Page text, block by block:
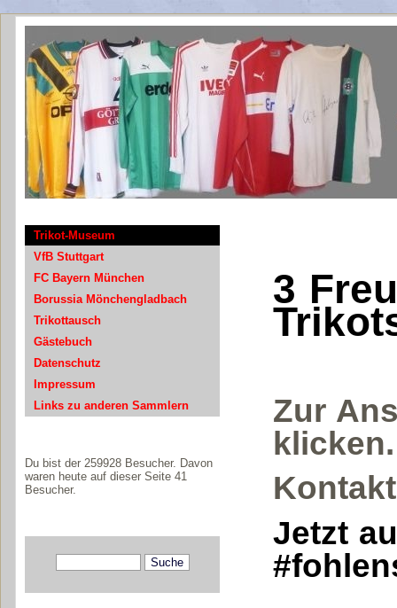
Trikot-Museum
VfB Stuttgart
FC Bayern München
Borussia Mönchengladbach
Trikottausch
Gästebuch
Datenschutz
Impressum
Links zu anderen Sammlern
Du bist der 259928 Besucher. Davon
waren heute auf dieser Seite 41
Besucher.
3
Zur
klicken.
Jetzt